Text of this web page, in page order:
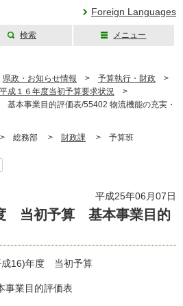
Foreign Languages
検索 メニュー
県政・お知らせ情報 > 予算執行・財政 >
平成１６年度当初予算要求状況 >
本事業目的評価表/55402 物流機能の充実・
総務部 > 財政課 > 予算班
平成25年06月07日
当初予算 基本事業目的
成16)年度 当初予算
事業目的評価表